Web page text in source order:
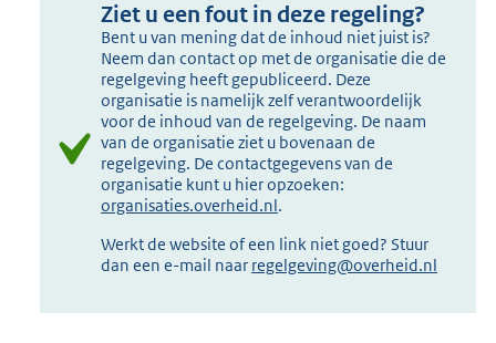
Ziet u een fout in deze regeling?
Bent u van mening dat de inhoud niet juist is?
Neem dan contact op met de organisatie die de
regelgeving heeft gepubliceerd. Deze
organisatie is namelijk zelf verantwoordelijk
voor de inhoud van de regelgeving. De naam
van de organisatie ziet u bovenaan de
regelgeving. De contactgegevens van de
organisatie kunt u hier opzoeken:
organisaties.overheid.nl.
Werkt de website of een link niet goed? Stuur
dan een e-mail naar regelgeving@overheid.nl